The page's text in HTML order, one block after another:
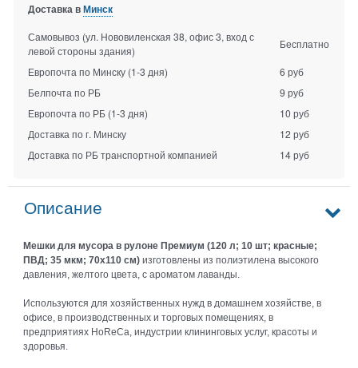
Доставка вМинск
Самовывоз (ул. Нововиленская 38, офис 3, вход с
левой стороны здания)
Бесплатно
Европочта по Минску (1-3 дня)
6 руб
Белпочта по РБ
9 руб
Европочта по РБ (1-3 дня)
10 руб
Доставка по г. Минску
12 руб
Доставка по РБ транспортной компанией
14 руб
Описание
Мешки для мусора в рулоне Премиум (120 л; 10 шт; красные;
ПВД; 35 мкм; 70х110 см)изготовлены из полиэтилена высокого
давления, желтого цвета, с ароматом лаванды.
Используются для хозяйственных нужд в домашнем хозяйстве, в
офисе, в производственных и торговых помещениях, в
предприятиях HoReCa, индустрии клининговых услуг, красоты и
здоровья.